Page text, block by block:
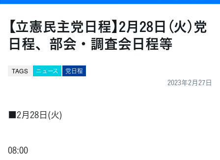
【立憲民主党日程】2月28日（火）党
日程、部会・調査会日程等
TAGS ニュース 党日程
2023年2月27日
■2月28日(火)
08:00